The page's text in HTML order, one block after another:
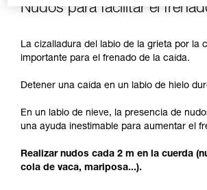
Nudos para facilitar el
La cizalladura del labio de la grieta por la
importante para el frenado de la caída.
Detener una caída en un labio de hielo
En un labio de nieve, la presencia de
una ayuda inestimable para aumentar el
Realizar nudos cada 2 m en la cuerda
cola de vaca, mariposa...).